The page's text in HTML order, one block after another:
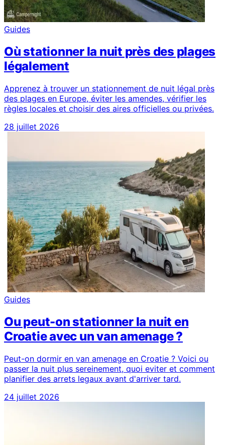
Guides
Où stationner la nuit près des plages
légalement
Apprenez à trouver un stationnement de nuit légal près
des plages en Europe, éviter les amendes, vérifier les
règles locales et choisir des aires officielles ou privées.
28 juillet 2026
Guides
Ou peut-on stationner la nuit en
Croatie avec un van amenage ?
Peut-on dormir en van amenage en Croatie ? Voici ou
passer la nuit plus sereinement, quoi eviter et comment
planifier des arrets legaux avant d'arriver tard.
24 juillet 2026